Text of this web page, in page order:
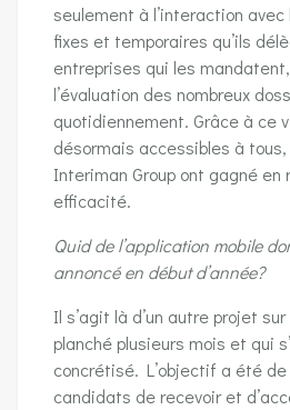
seulement à l’interaction
fixes et temporaires qu’ils
entreprises qui les
l’évaluation des nombreux
quotidiennement. Grâce à ce
désormais accessibles à
Interiman Group ont gagné
efficacité.
Quid de l’application mobile
annoncé en début d’année?
Il s’agit là d’un autre projet
planché plusieurs mois et qui
concrétisé. L’objectif a été
candidats de recevoir et